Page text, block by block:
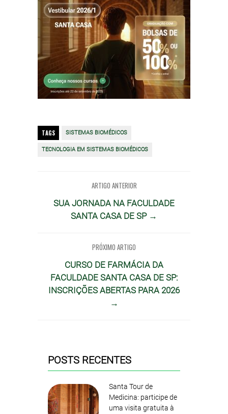
TAGS SISTEMAS BIOMÉDICOS
TECNOLOGIA EM SISTEMAS BIOMÉDICOS
ARTIGO ANTERIOR
SUA JORNADA NA FACULDADE
SANTA CASA DE SP →
PRÓXIMO ARTIGO
CURSO DE FARMÁCIA DA
FACULDADE SANTA CASA DE SP:
INSCRIÇÕES ABERTAS PARA 2026
→
POSTS RECENTES
Santa Tour de
Medicina: participe de
uma visita gratuita à